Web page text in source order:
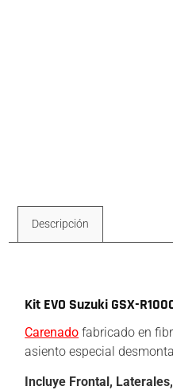
Descripción
Kit EVO Suzuki GSX-
Carenado fabricado en
asiento especial
Incluye Frontal,